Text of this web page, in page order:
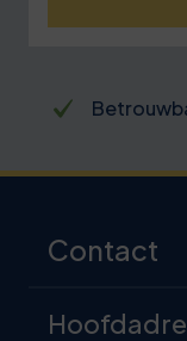
Contact